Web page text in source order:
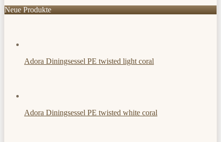
Neue Produkte
Adora Diningsessel PE twisted light coral
Adora Diningsessel PE twisted white coral